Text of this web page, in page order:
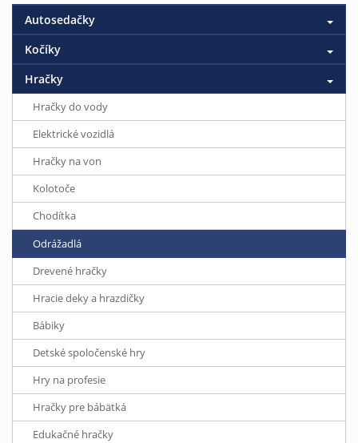
Autosedačky
Kočíky
Hračky
Hračky do vody
Elektrické vozidlá
Hračky na von
Kolotoče
Chodítka
Odrážadlá
Drevené hračky
Hracie deky a hrazdičky
Bábiky
Detské spoločenské hry
Hry na profesie
Hračky pre bábätká
Edukačné hračky